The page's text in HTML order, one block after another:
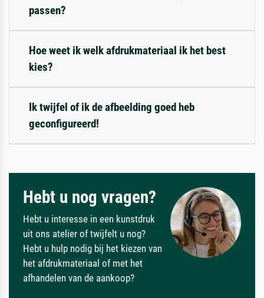
passen?
Hoe weet ik welk afdrukmateriaal ik het best
kies?
Ik twijfel of ik de afbeelding goed heb
geconfigureerd!
Hebt u nog vragen?
Hebt u interesse in een kunstdruk
uit ons atelier of twijfelt u nog?
Hebt u hulp nodig bij het kiezen van
het afdrukmateriaal of met het
afhandelen van de aankoop?